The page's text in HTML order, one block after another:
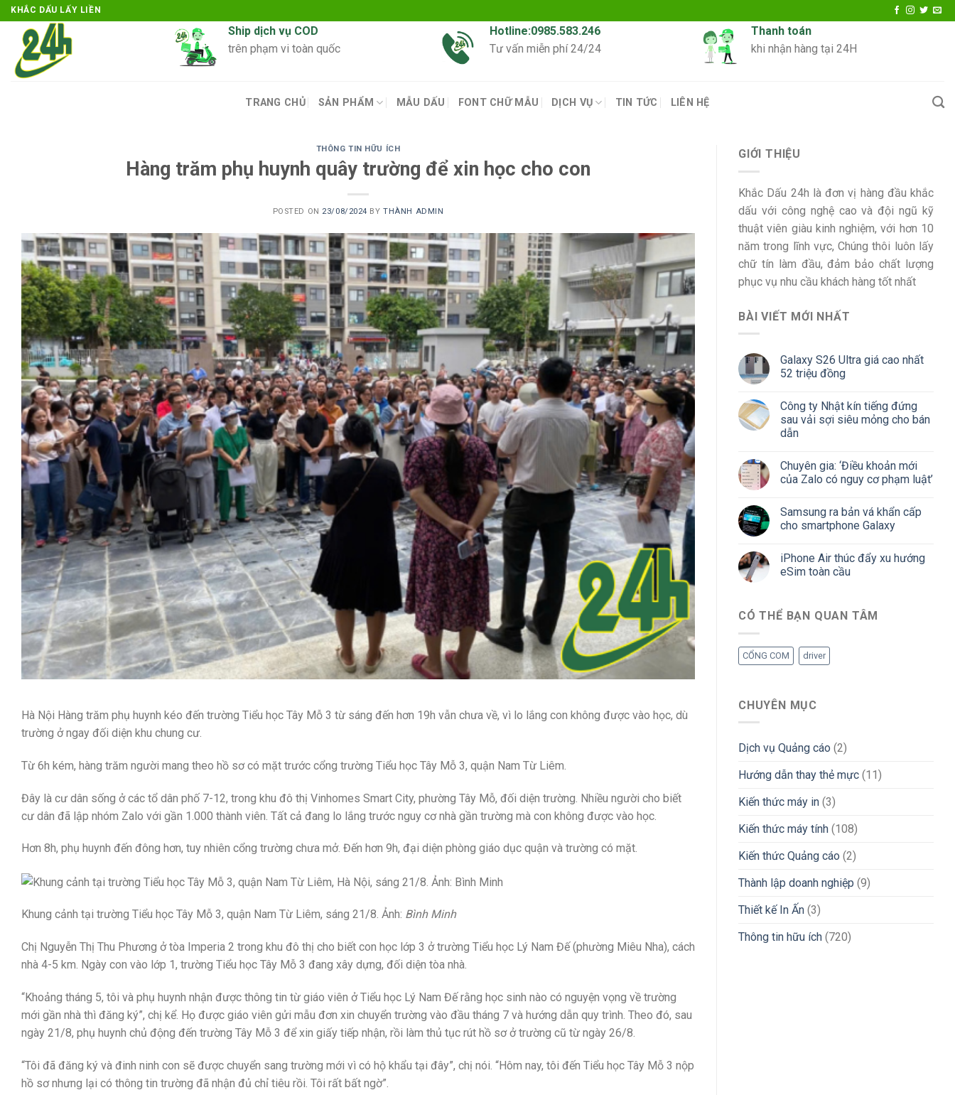
Skip
to
content
KHẮC DẤU LẤY LIỀN
Ship dịch vụ COD
trên phạm vi toàn quốc
Hotline:0985.583.246
Tư vấn miễn phí 24/24
Thanh toán
khi nhận hàng tại 24H
TRANG CHỦ SẢN PHẨM MẪU DẤU FONT CHỮ MẪU DỊCH VỤ TIN TỨC LIÊN HỆ
THÔNG TIN HỮU ÍCH
Hàng trăm phụ huynh quây trường để xin học cho con
POSTED ON 23/08/2024 BYTHÀNH ADMIN
Hà Nội Hàng trăm phụ huynh kéo đến trường Tiểu học Tây Mỗ 3 từ sáng đến hơn 19h vẫn chưa về, vì lo lắng con không được vào học, dù
trường ở ngay đối diện khu chung cư.
Từ 6h kém, hàng trăm người mang theo hồ sơ có mặt trước cổng trường Tiểu học Tây Mỗ 3, quận Nam Từ Liêm.
Đây là cư dân sống ở các tổ dân phố 7-12, trong khu đô thị Vinhomes Smart City, phường Tây Mỗ, đối diện trường. Nhiều người cho biết
cư dân đã lập nhóm Zalo với gần 1.000 thành viên. Tất cả đang lo lắng trước nguy cơ nhà gần trường mà con không được vào học.
Hơn 8h, phụ huynh đến đông hơn, tuy nhiên cổng trường chưa mở. Đến hơn 9h, đại diện phòng giáo dục quận và trường có mặt.
Khung cảnh tại trường Tiểu học Tây Mỗ 3, quận Nam Từ Liêm, sáng 21/8. Ảnh: Bình Minh
Chị Nguyễn Thị Thu Phương ở tòa Imperia 2 trong khu đô thị cho biết con học lớp 3 ở trường Tiểu học Lý Nam Đế (phường Miêu Nha), cách
nhà 4-5 km. Ngày con vào lớp 1, trường Tiểu học Tây Mỗ 3 đang xây dựng, đối diện tòa nhà.
“Khoảng tháng 5, tôi và phụ huynh nhận được thông tin từ giáo viên ở Tiểu học Lý Nam Đế rằng học sinh nào có nguyện vọng về trường
mới gần nhà thì đăng ký”, chị kể. Họ được giáo viên gửi mẫu đơn xin chuyển trường vào đầu tháng 7 và hướng dẫn quy trình. Theo đó, sau
ngày 21/8, phụ huynh chủ động đến trường Tây Mỗ 3 để xin giấy tiếp nhận, rồi làm thủ tục rút hồ sơ ở trường cũ từ ngày 26/8.
“Tôi đã đăng ký và đinh ninh con sẽ được chuyển sang trường mới vì có hộ khẩu tại đây”, chị nói. “Hôm nay, tôi đến Tiểu học Tây Mỗ 3 nộp
hồ sơ nhưng lại có thông tin trường đã nhận đủ chỉ tiêu rồi. Tôi rất bất ngờ”.
GIỚI THIỆU
Khắc Dấu 24h là đơn vị hàng đầu khắc
dấu với công nghệ cao và đội ngũ kỹ
thuật viên giàu kinh nghiệm, với hơn 10
năm trong lĩnh vực, Chúng thôi luôn lấy
chữ tín làm đầu, đảm bảo chất lượng
phục vụ nhu cầu khách hàng tốt nhất
BÀI VIẾT MỚI NHẤT
Galaxy S26 Ultra giá cao nhất
52 triệu đồng
Công ty Nhật kín tiếng đứng
sau vải sợi siêu mỏng cho bán
dẫn
Chuyên gia: ‘Điều khoản mới
của Zalo có nguy cơ phạm luật’
Samsung ra bản vá khẩn cấp
cho smartphone Galaxy
iPhone Air thúc đẩy xu hướng
eSim toàn cầu
CÓ THỂ BẠN QUAN TÂM
CỔNG COM driver
CHUYÊN MỤC
Dịch vụ Quảng cáo (2)
Hướng dẫn thay thẻ mực (11)
Kiến thức máy in (3)
Kiến thức máy tính (108)
Kiến thức Quảng cáo (2)
Thành lập doanh nghiệp (9)
Thiết kế In Ấn (3)
Thông tin hữu ích (720)